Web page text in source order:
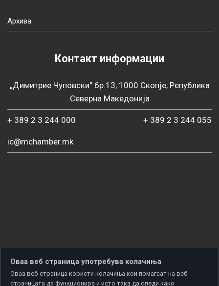
Архива
Контакт информации
„Димитрие Чуповски“ бр.13, 1000 Скопје, Република
Северна Македонија
+ 389 2 3 244 000 + 389 2 3 244 055
ic@mchamber.mk
Оваа веб страница употребува колачиња
Оваа веб-страница користи колачиња кои помагаат на веб-
страницата да функционира и исто така да следи како